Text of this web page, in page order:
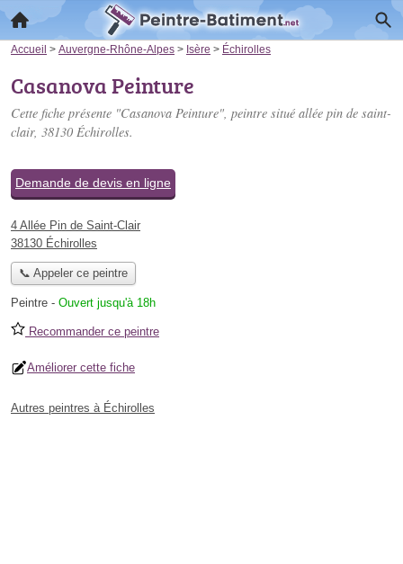
Accueil > Auvergne-Rhône-Alpes > Isère > Échirolles
Casanova Peinture
Cette fiche présente "Casanova Peinture", peintre situé allée pin de saint-
clair, 38130 Échirolles.
Demande de devis en ligne
4 Allée Pin de Saint-Clair
38130 Échirolles
📞 Appeler ce peintre
Peintre - Ouvert jusqu'à 18h
Recommander ce peintre
Améliorer cette fiche
Autres peintres à Échirolles